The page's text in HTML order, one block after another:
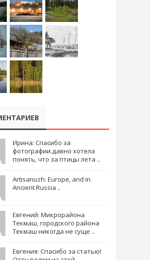
Ирина: Спасибо за
фотографии.давно хотела
понять, что за птицы лета ..
Artisanuzh: Europe, and in
Ancient Russia ..
Евгений: Микрорайона
Текмаш, городского района
Текмаш никогда не суще ..
Евгения: Спасибо за статью!